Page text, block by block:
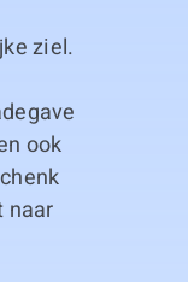
ziel.
ook
naar